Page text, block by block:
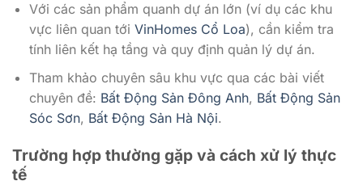
Với các sản phẩm quanh dự án lớn (ví dụ các khu
vực liên quan tới VinHomes Cổ Loa), cần kiểm tra
tính liên kết hạ tầng và quy định quản lý dự án.
Tham khảo chuyên sâu khu vực qua các bài viết
chuyên đề: Bất Động Sản Đông Anh, Bất Động Sản
Sóc Sơn, Bất Động Sản Hà Nội.
Trường hợp thường gặp và cách xử lý thực
tế